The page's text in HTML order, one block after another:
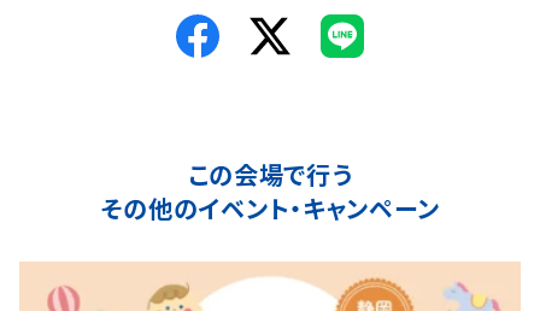
この会場で行う
その他のイベント・キャンペーン